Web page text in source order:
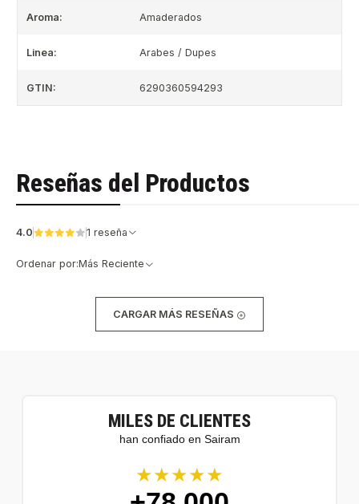
Aroma: Amaderados
Linea: Arabes / Dupes
GTIN: 6290360594293
Reseñas del Productos
4.0 1 reseña
Ordenar por:Más Reciente
CARGAR MÁS RESEÑAS
MILES DE CLIENTES
han confiado en Sairam
★★★★★